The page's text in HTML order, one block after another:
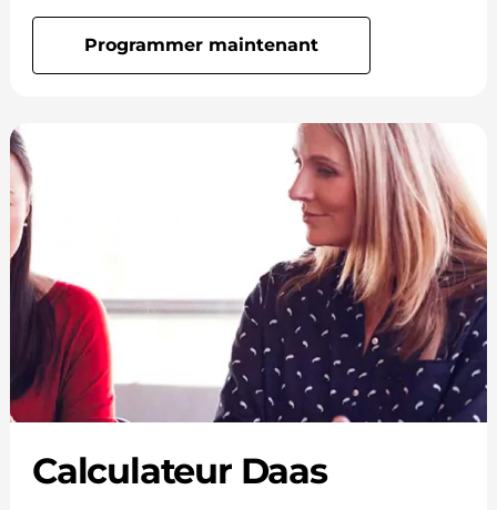
Programmer maintenant
Calculateur Daas